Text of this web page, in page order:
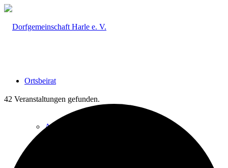
Ortsbeirat
Ankündigungen & Aktuelles
42 Veranstaltungen gefunden.